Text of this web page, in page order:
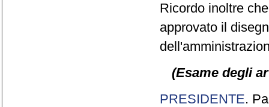
Ricordo inoltre
approvato il
(Esame degli
PRESIDENTE.